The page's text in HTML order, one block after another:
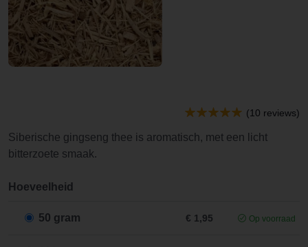
(10 reviews)
Siberische gingseng thee is aromatisch, met een licht
bitterzoete smaak.
Hoeveelheid
50 gram € 1,95 Op voorraad